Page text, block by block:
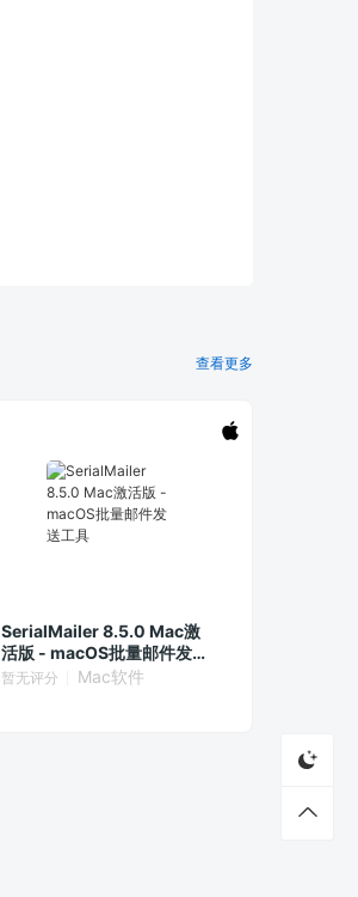
查看更多
SerialMailer 8.5.0 Mac激
活版 - macOS批量邮件发送
工具
暂无评分 Mac软件